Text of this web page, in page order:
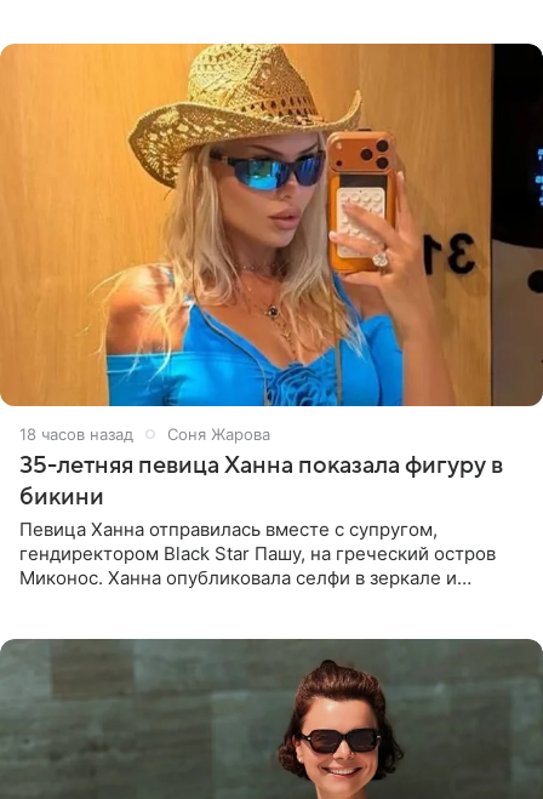
18 часов назад Соня Жарова
35-летняя певица Ханна показала фигуру в
бикини
Певица Ханна отправилась вместе с супругом,
гендиректором Black Star Пашу, на греческий остров
Миконос. Ханна опубликовала селфи в зеркале и